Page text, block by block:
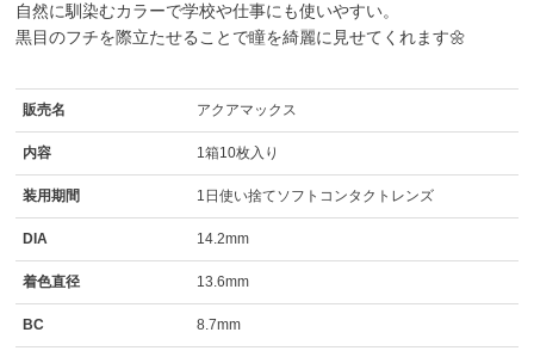
自然に馴染むカラーで学校や仕事にも使いやすい。
黒目のフチを際立たせることで瞳を綺麗に見せてくれます🌼
販売名 アクアマックス
内容 1箱10枚入り
装用期間 1日使い捨てソフトコンタクトレンズ
DIA 14.2mm
着色直径 13.6mm
BC 8.7mm